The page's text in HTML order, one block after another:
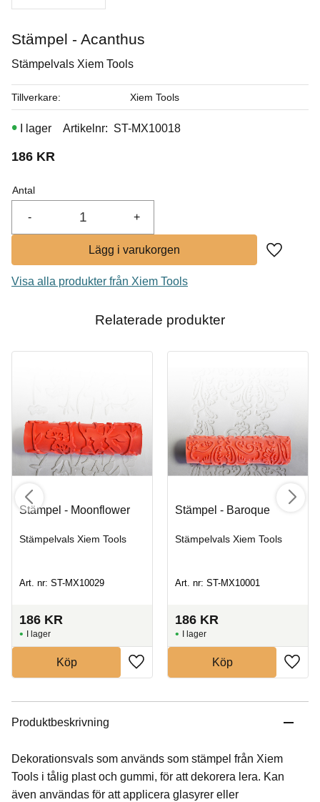
Art. nr: R835-4
Stämpel - Acanthus
Stämpelvals Xiem Tools
186 KR
Antal
+
-
Lägg till
I lager Artikelnr ST-MX10018
Tillverkare Xiem Tools
Visa alla produkter från Xiem Tools
Relaterade produkter
Stämpel - Moonflower
Stämpelvals Xiem Tools
Art. nr: ST-MX10029
186 KR
I lager
Köp
Stämpel - Baroque
Stämpelvals Xiem Tools
Art. nr: ST-MX10001
186 KR
I lager
Köp
Produktbeskrivning
Dekorationsvals som används som stämpel från Xiem
Tools i tålig plast och gummi, för att dekorera lera. Kan
även användas för att applicera glasyrer eller